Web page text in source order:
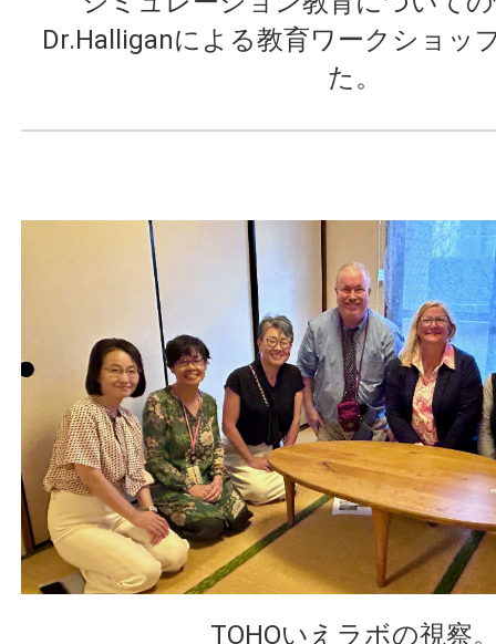
Dr.Halliganによる教育ワークショッ
た。
TOHOいえラボの視察